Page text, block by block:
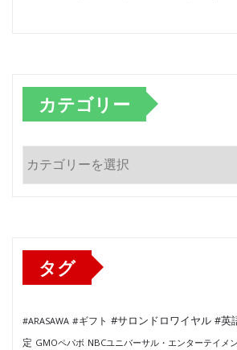
カテゴリー
カ
タグ
#ARASAWA #ギフト #サロンドロワイヤル #英
定 GMOペパボ NBCユニバーサル・エンターテイメ